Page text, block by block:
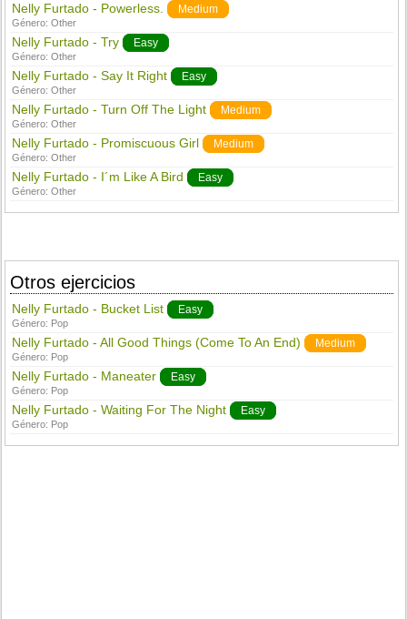
Nelly Furtado - Powerless. Medium
Género:Other
Nelly Furtado - Try Easy
Género:Other
Nelly Furtado - Say It Right Easy
Género:Other
Nelly Furtado - Turn Off The Light Medium
Género:Other
Nelly Furtado - Promiscuous Girl Medium
Género:Other
Nelly Furtado - I´m Like A Bird Easy
Género:Other
Otros ejercicios
Nelly Furtado - Bucket List Easy
Género: Pop
Nelly Furtado - All Good Things (Come To An End) Medium
Género: Pop
Nelly Furtado - Maneater Easy
Género: Pop
Nelly Furtado - Waiting For The Night Easy
Género: Pop